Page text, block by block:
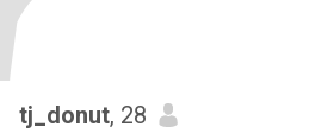
tj_donut, 28